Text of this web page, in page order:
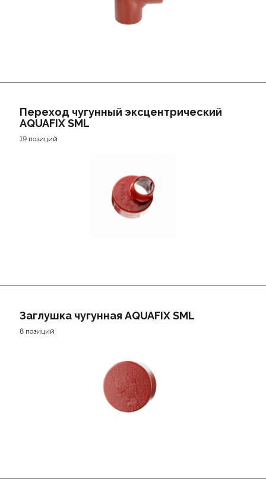
Переход чугунный эксцентрический
AQUAFIX SML
19 позиций
Заглушка чугунная AQUAFIX SML
8 позиций